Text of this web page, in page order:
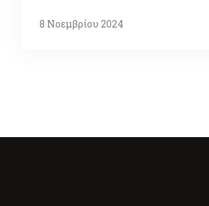
8 Νοεμβρίου 2024